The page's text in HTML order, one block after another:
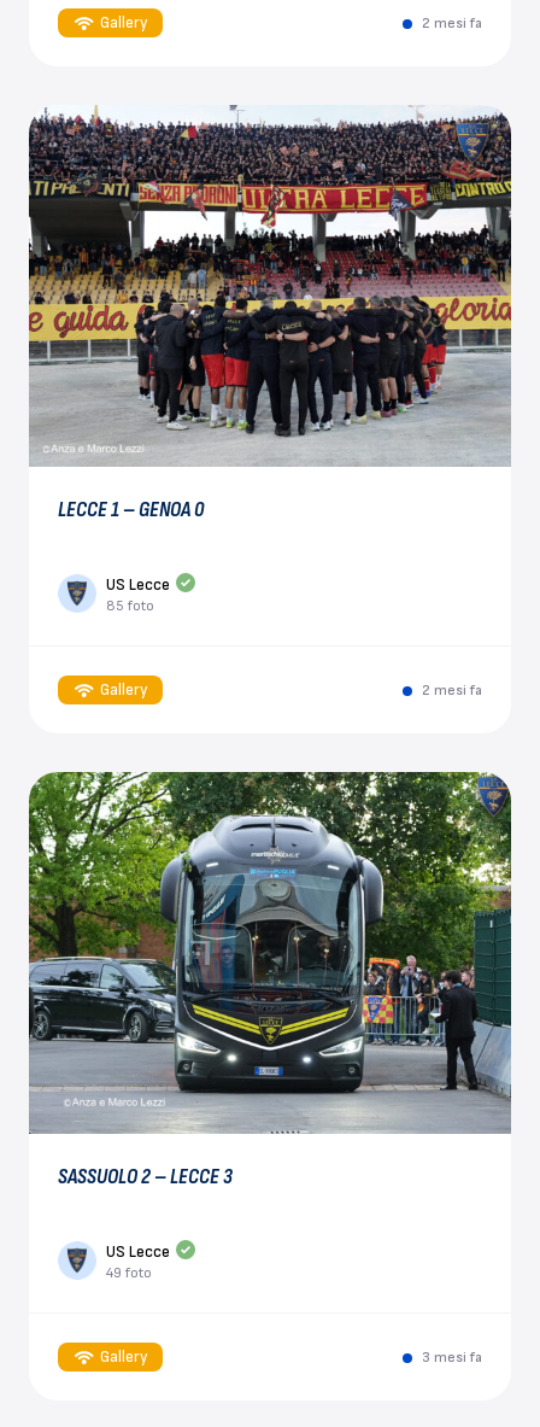
Gallery 2 mesi fa
LECCE 1 – GENOA 0
US Lecce
85 foto
Gallery 2 mesi fa
SASSUOLO 2 – LECCE 3
US Lecce
49 foto
Gallery 3 mesi fa